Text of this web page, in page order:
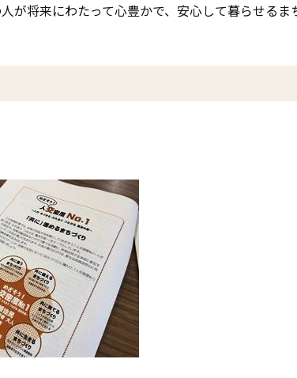
が将来にわたって心豊かで、安心して暮らせる